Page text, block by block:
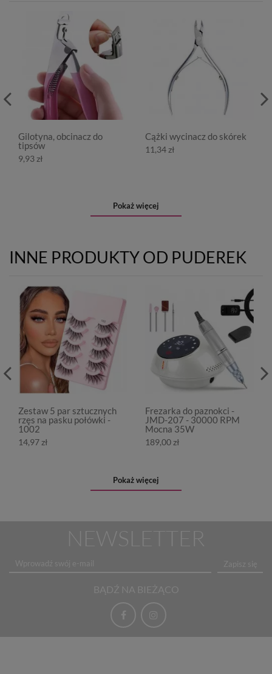
Gilotyna, obcinacz do
tipsów
9,93 zł
Cążki wycinacz do skórek
11,34 zł
Pokaż więcej
INNE PRODUKTY OD PUDEREK
Zestaw 5 par sztucznych
rzęs na pasku połówki -
1002
14,97 zł
Frezarka do paznokci -
JMD-207 - 30000 RPM
Mocna 35W
189,00 zł
Pokaż więcej
NEWSLETTER
Zapisz się
BĄDŹ NA BIEŻĄCO